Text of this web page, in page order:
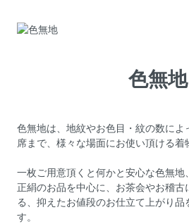
色無地
色無地は、地紋やお色目・紋の数によ
席まで、様々な場面にお使い頂ける着
一枚ご用意頂くと何かと安心な色無地
正絹のお品を中心に、お茶会やお稽古
る、抑えたお値段のお仕立て上がり品
す。